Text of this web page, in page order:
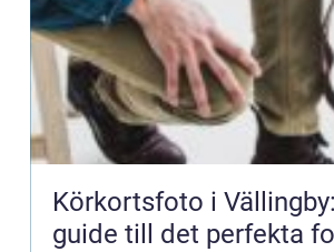
Körkortsfoto i
guide till det perfekta